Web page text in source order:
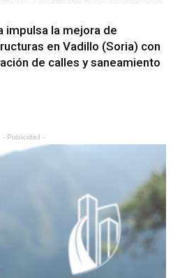
impulsa la mejora de
en Vadillo (Soria) con
de calles y saneamiento
- Publicidad -